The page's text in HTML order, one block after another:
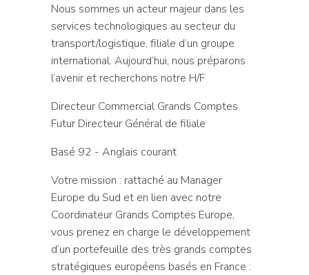
Nous sommes un acteur majeur dans les
services technologiques au secteur du
transport/logistique, filiale d’un groupe
international. Aujourd’hui, nous préparons
l’avenir et recherchons notre H/F
Directeur Commercial Grands Comptes
Futur Directeur Général de filiale
Basé 92 - Anglais courant
Votre mission : rattaché au Manager
Europe du Sud et en lien avec notre
Coordinateur Grands Comptes Europe,
vous prenez en charge le développement
d’un portefeuille des très grands comptes
stratégiques européens basés en France :